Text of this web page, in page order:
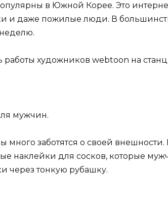
в Южной Корее. Это
и даже пожилые люди. В
художников webtoon на
мужчин.
заботятся о своей внешности.
наклейки для сосков, которые
через тонкую рубашку.